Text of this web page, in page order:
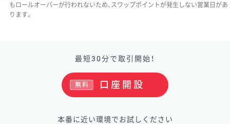
もロールオーバーが行われないため、スワップポイントが発生しない営業日があ
ります。
最短30分で取引開始！
口座開設
無料
本番に近い環境でお試しください